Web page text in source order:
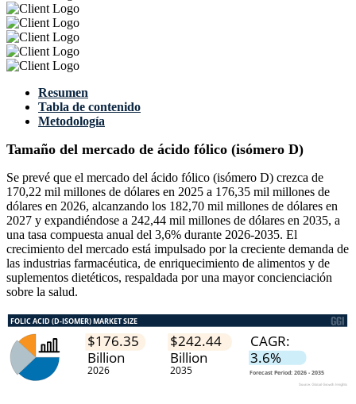
Resumen
Tabla de contenido
Metodología
Tamaño del mercado de ácido fólico (isómero D)
Se prevé que el mercado del ácido fólico (isómero D) crezca de
170,22 mil millones de dólares en 2025 a 176,35 mil millones de
dólares en 2026, alcanzando los 182,70 mil millones de dólares en
2027 y expandiéndose a 242,44 mil millones de dólares en 2035, a
una tasa compuesta anual del 3,6% durante 2026-2035. El
crecimiento del mercado está impulsado por la creciente demanda de
las industrias farmacéutica, de enriquecimiento de alimentos y de
suplementos dietéticos, respaldada por una mayor concienciación
sobre la salud.